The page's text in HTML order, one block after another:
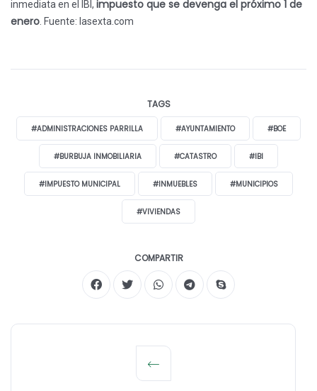
inmediata en el IBI, impuesto que se devenga el próximo 1 de
enero Fuente: lasexta.com
TAGS
#ADMINISTRACIONES PARRILLA #AYUNTAMIENTO #BOE
#BURBUJA INMOBILIARIA #CATASTRO #IBI
#IMPUESTO MUNICIPAL #INMUEBLES #MUNICIPIOS
#VIVIENDAS
COMPARTIR